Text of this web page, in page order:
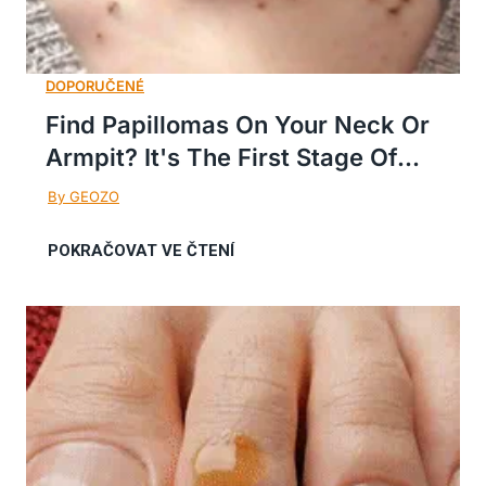
Find Papillomas On Your Neck Or
Armpit? It's The First Stage Of...